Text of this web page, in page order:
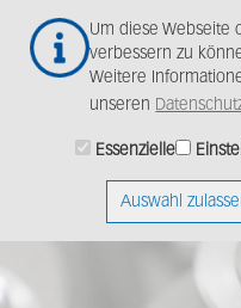
Um diese Webseite
verbessern zu
Weitere
unseren
Essenzielle
Auswahl
Hauptinhalt
springen
-